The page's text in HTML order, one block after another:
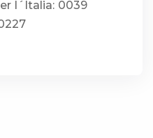
l´Italia: 0039